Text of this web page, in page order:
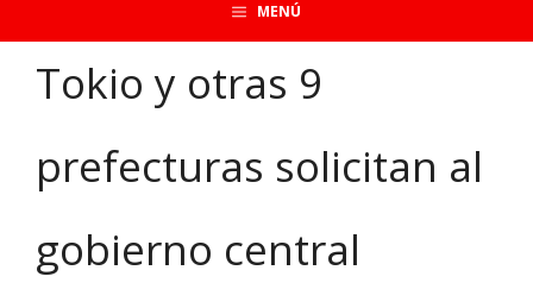
MENÚ
Tokio y otras 9
prefecturas solicitan al
gobierno central